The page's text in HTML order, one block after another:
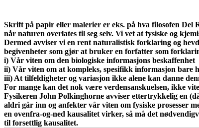
Skrift på papir eller malerier er eks. på hva filosofen Del
når naturen overlates til seg selv. Vi vet at fysiske og
Dermed avviser vi en rent naturalistisk forklaring og
begivenheter som gjør at bruker en forfatter som
i) Vår viten om den biologiske informasjons beskaffenhet
ii) Vår viten om at kompleks, spesifikk informasjon bare
iii) At tilfeldigheter og variasjon ikke alene kan danne
For mange kan det nok være verdensanskuelsen, ikke
Fysikeren John Polkinghorne avviser ettertrykkelig en
aldri går inn og anfekter vår viten om fysiske prosesser
en ovenfra-og-ned kausalitet virker, så må det
til forsettlig kausalitet.